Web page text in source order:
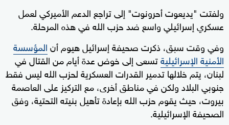
ولفتت "يديعوت أحرونوت" إلى تراجع الدعم الأميركي لعمل
عسكري إسرائيلي واسع ضد حزب الله في هذه المرحلة.
وفي وقت سبق، ذكرت صحيفة إسرائيل هيوم أنالمؤسسة
الأمنية الإسرائيليةتسعى إلى خوض عدة أيام من القتال في
لبنان، يتم خلالها تدمير القدرات العسكرية لحزب الله ليس فقط
جنوبي البلاد ولكن في مناطق أخرى، مع التركيز على العاصمة
بيروت، حيث يقوم حزب الله بإعادة تأهيل بنيته التحتية، وفق
الصحيفة الإسرائيلية.